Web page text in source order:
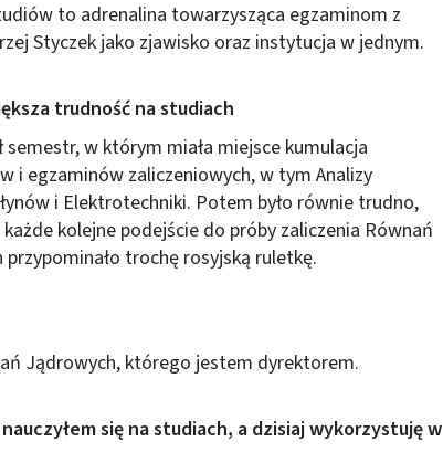
to adrenalina towarzysząca egzaminom z
Styczek jako zjawisko oraz instytucja w jednym.
trudność na studiach
semestr, w którym miała miejsce kumulacja
i egzaminów zaliczeniowych, w tym Analizy
i Elektrotechniki. Potem było równie trudno,
każde kolejne podejście do próby zaliczenia Równań
trochę rosyjską ruletkę.
Jądrowych, którego jestem dyrektorem.
się na studiach, a dzisiaj wykorzystuję w